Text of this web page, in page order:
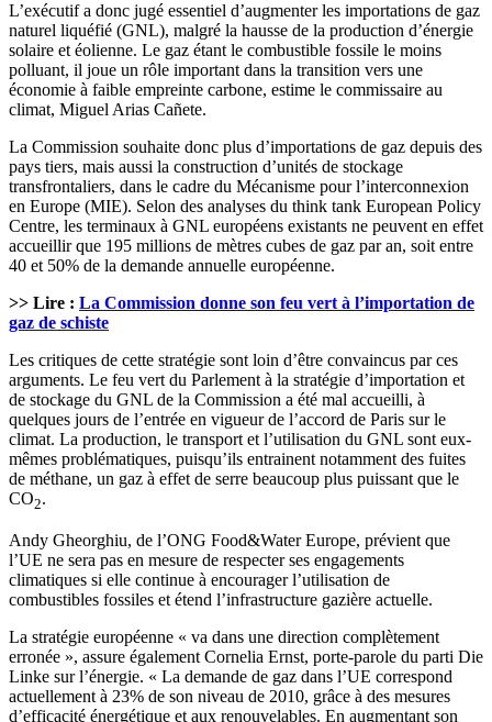
L’exécutif a donc jugé essentiel d’augmenter les importations de gaz
naturel liquéfié (GNL), malgré la hausse de la production d’énergie
solaire et éolienne. Le gaz étant le combustible fossile le moins
polluant, il joue un rôle important dans la transition vers une
économie à faible empreinte carbone, estime le commissaire au
climat, Miguel Arias Cañete.
La Commission souhaite donc plus d’importations de gaz depuis des
pays tiers, mais aussi la construction d’unités de stockage
transfrontaliers, dans le cadre du Mécanisme pour l’interconnexion
en Europe (MIE). Selon des analyses du think tank European Policy
Centre, les terminaux à GNL européens existants ne peuvent en effet
accueillir que 195 millions de mètres cubes de gaz par an, soit entre
40 et 50% de la demande annuelle européenne.
>> Lire : La Commission donne son feu vert à l’importation de
gaz de schiste
Les critiques de cette stratégie sont loin d’être convaincus par ces
arguments. Le feu vert du Parlement à la stratégie d’importation et
de stockage du GNL de la Commission a été mal accueilli, à
quelques jours de l’entrée en vigueur de l’accord de Paris sur le
climat. La production, le transport et l’utilisation du GNL sont eux-
mêmes problématiques, puisqu’ils entrainent notamment des fuites
de méthane, un gaz à effet de serre beaucoup plus puissant que le
CO2.
Andy Gheorghiu, de l’ONG Food&Water Europe, prévient que
l’UE ne sera pas en mesure de respecter ses engagements
climatiques si elle continue à encourager l’utilisation de
combustibles fossiles et étend l’infrastructure gazière actuelle.
La stratégie européenne « va dans une direction complètement
erronée », assure également Cornelia Ernst, porte-parole du parti Die
Linke sur l’énergie. « La demande de gaz dans l’UE correspond
actuellement à 23% de son niveau de 2010, grâce à des mesures
d’efficacité énergétique et aux renouvelables. En augmentant son